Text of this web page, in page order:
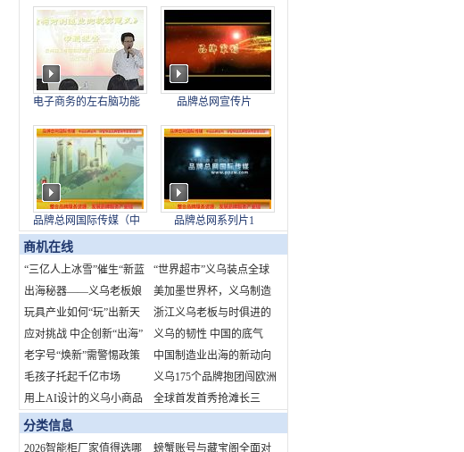
百年之际
电子商务的左右脑功能
的现实意义
品牌总网宣传片
品牌总网国际传媒（中
国）股份发展有限公司
品牌总网系列片1
商机在线
“三亿人上冰雪”催生“新蓝
海”：中国为世界冰雪产业
发展创造新机遇
“世界超市”义乌装点全球
快乐节庆
出海秘器——义乌老板娘
的全球市场故事
美加墨世界杯，义乌制造
来了！
玩具产业如何“玩”出新天
地？
浙江义乌老板与时俱进的
生意经：在大数据里觅商
机
应对挑战 中企创新“出海”
拓市场
义乌的韧性 中国的底气
老字号“焕新”需警惕政策
依赖症与文化空心化
中国制造业出海的新动向
新挑战新机遇
毛孩子托起千亿市场
义乌175个品牌抱团闯欧洲
用上AI设计的义乌小商品
火了！蛇年开市吸引海外
订单
全球首发首秀抢滩长三
分类信息
2026智能柜厂家值得选哪
螃蟹账号与藏宝阁全面对